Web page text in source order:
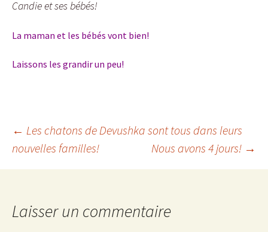
Candie et ses bébés!
La maman et les bébés vont bien!
Laissons les grandir un peu!
Navigation
des
articles
← Les chatons de Devushka sont tous dans leurs
nouvelles familles!
Nous avons 4 jours! →
Laisser un commentaire